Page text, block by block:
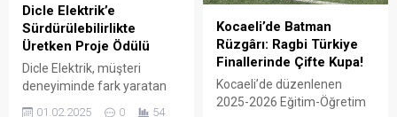
Dicle Elektrik’e
Sürdürülebilirlikte
Üretken Proje Ödülü
Dicle Elektrik, müşteri
deneyiminde fark yaratan
01.02.2025 0 54
Kocaeli’de Batman
Rüzgârı: Ragbi Türkiye
Finallerinde Çifte Kupa!
Kocaeli’de düzenlenen
2025-2026 Eğitim-Öğretim